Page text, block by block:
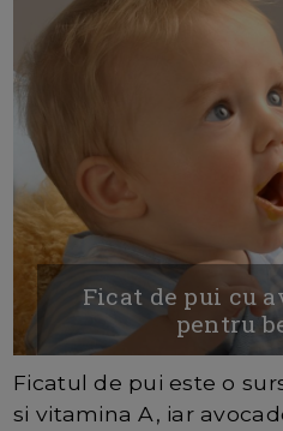
Ficat de pui cu
pentru
Ficatul de pui este o
si vitamina A, iar